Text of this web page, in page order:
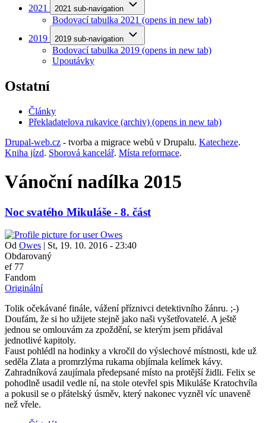
2021
2021 sub-navigation
Bodovací tabulka 2021 (opens in new tab)
2019
2019 sub-navigation
Bodovací tabulka 2019 (opens in new tab)
Upoutávky
Ostatní
Články
Překladatelova rukavice (archiv) (opens in new tab)
Drupal-web.cz - tvorba a migrace webů v Drupalu. Katecheze.
Kniha jízd. Sborová kancelář. Místa reformace.
Vánoční nadílka 2015
Noc svatého Mikuláše - 8. část
Od Owes | St, 19. 10. 2016 - 23:40
Obdarovaný
ef 77
Fandom
Originální
Tolik očekávané finále, vážení příznivci detektivního žánru. ;-)
Doufám, že si ho užijete stejně jako naši vyšetřovatelé. A ještě
jednou se omlouvám za zpoždění, se kterým jsem přidával
jednotlivé kapitoly.
Faust pohlédl na hodinky a vkročil do výslechové místnosti, kde už
seděla Zlata a promrzlýma rukama objímala kelímek kávy.
Zahradníková zaujímala předepsané místo na protější židli. Felix se
pohodlně usadil vedle ní, na stole otevřel spis Mikuláše Kratochvíla
a pokusil se o přátelský úsměv, který nakonec vyzněl víc unaveně
než vřele.